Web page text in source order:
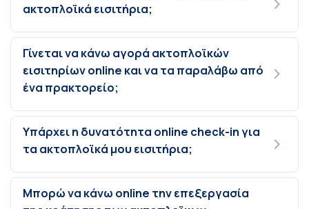
ακτοπλοϊκά εισιτήρια;
Γίνεται να κάνω αγορά ακτοπλοϊκών
εισιτηρίων online και να τα παραλάβω από
ένα πρακτορείο;
Υπάρχει η δυνατότητα online check-in για
τα ακτοπλοϊκά μου εισιτήρια;
Μπορώ να κάνω online την επεξεργασία